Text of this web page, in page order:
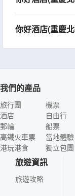
你好酒店(重慶
我們的產品
旅行團
酒店
郵輪
高鐵火車票
港玩港食
機票
自由行
船票
當地體驗
獨立包團
旅遊資訊
旅遊攻略